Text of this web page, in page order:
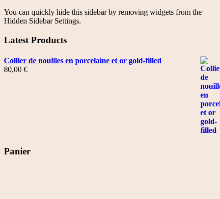
You can quickly hide this sidebar by removing widgets from the
Hidden Sidebar Settings.
Latest Products
Collier de nouilles en porcelaine et or gold-filled
80,00 €
Panier